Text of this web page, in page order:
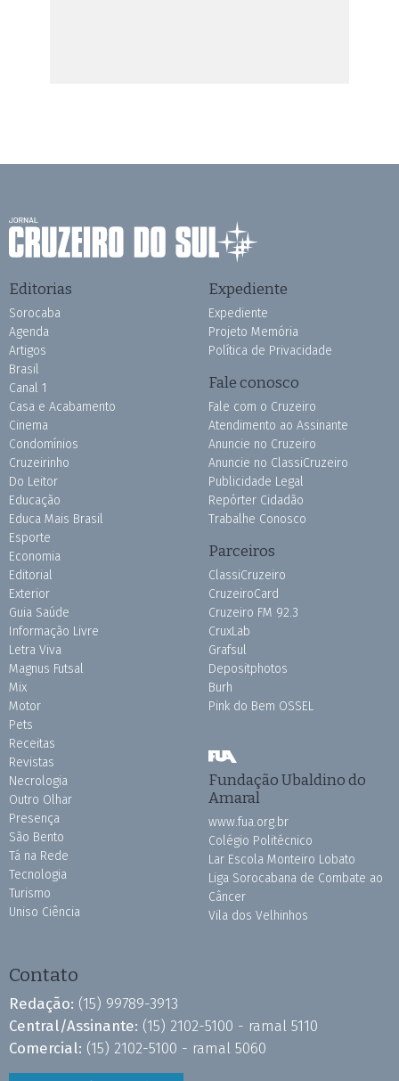
Editorias
Sorocaba
Agenda
Artigos
Brasil
Canal 1
Casa e Acabamento
Cinema
Condomínios
Cruzeirinho
Do Leitor
Educação
Educa Mais Brasil
Esporte
Economia
Editorial
Exterior
Guia Saúde
Informação Livre
Letra Viva
Magnus Futsal
Mix
Motor
Pets
Receitas
Revistas
Necrologia
Outro Olhar
Presença
São Bento
Tá na Rede
Tecnologia
Turismo
Uniso Ciência
Expediente
Expediente
Projeto Memória
Política de Privacidade
Fale conosco
Fale com o Cruzeiro
Atendimento ao Assinante
Anuncie no Cruzeiro
Anuncie no ClassiCruzeiro
Publicidade Legal
Repórter Cidadão
Trabalhe Conosco
Parceiros
ClassiCruzeiro
CruzeiroCard
Cruzeiro FM 92.3
CruxLab
Grafsul
Depositphotos
Burh
Pink do Bem OSSEL
Fundação Ubaldino do
Amaral
www.fua.org.br
Colégio Politécnico
Lar Escola Monteiro Lobato
Liga Sorocabana de Combate ao
Câncer
Vila dos Velhinhos
Contato
Redação: (15) 99789-3913
Central/Assinante: (15) 2102-5100 - ramal 5110
Comercial: (15) 2102-5100 - ramal 5060